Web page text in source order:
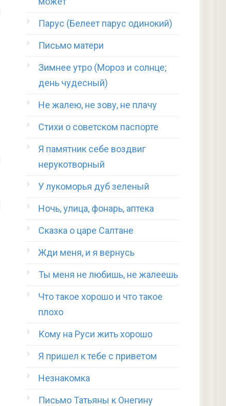
Парус (Белеет парус одинокий)
Письмо матери
Зимнее утро (Мороз и солнце;
день чудесный)
Не жалею, не зову, не плачу
Стихи о советском паспорте
Я памятник себе воздвиг
нерукотворный
У лукоморья дуб зеленый
Ночь, улица, фонарь, аптека
Сказка о царе Салтане
Жди меня, и я вернусь
Ты меня не любишь, не жалеешь
Что такое хорошо и что такое
плохо
Кому на Руси жить хорошо
Я пришел к тебе с приветом
Незнакомка
Письмо Татьяны к Онегину